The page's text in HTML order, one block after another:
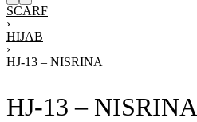
SCARF
›
HIJAB
›
HJ-13 – NISRINA
HJ-13 – NISRINA